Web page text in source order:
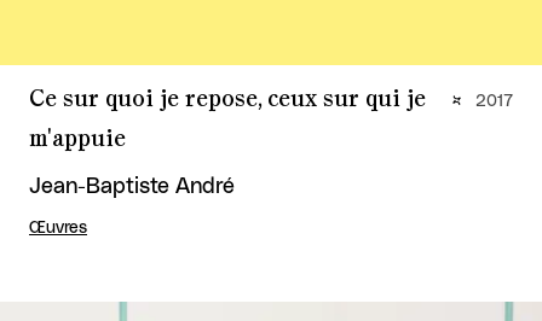
Ce sur quoi je repose, ceux sur qui je
m'appuie
Jean-Baptiste André
Œuvres
2017